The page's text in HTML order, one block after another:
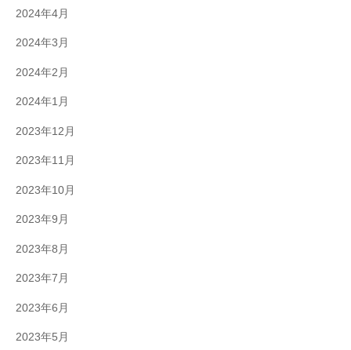
2024年4月
2024年3月
2024年2月
2024年1月
2023年12月
2023年11月
2023年10月
2023年9月
2023年8月
2023年7月
2023年6月
2023年5月